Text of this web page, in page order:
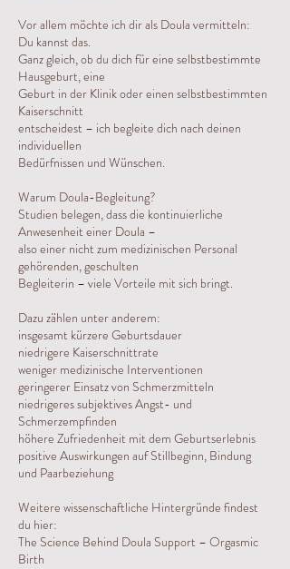
Vor allem möchte ich dir als Doula vermitteln:
Du kannst das.
Ganz gleich, ob du dich für eine selbstbestimmte
Hausgeburt, eine
Geburt in der Klinik oder einen selbstbestimmten
Kaiserschnitt
entscheidest – ich begleite dich nach deinen
individuellen
Bedürfnissen und Wünschen.
Warum Doula-Begleitung?
Studien belegen, dass die kontinuierliche
Anwesenheit einer Doula –
also einer nicht zum medizinischen Personal
gehörenden, geschulten
Begleiterin – viele Vorteile mit sich bringt.
Dazu zählen unter anderem:
insgesamt kürzere Geburtsdauer
niedrigere Kaiserschnittrate
weniger medizinische Interventionen
geringerer Einsatz von Schmerzmitteln
niedrigeres subjektives Angst- und
Schmerzempfinden
höhere Zufriedenheit mit dem Geburtserlebnis
positive Auswirkungen auf Stillbeginn, Bindung
und Paarbeziehung
Weitere wissenschaftliche Hintergründe findest
du hier:
The Science Behind Doula Support – Orgasmic
Birth